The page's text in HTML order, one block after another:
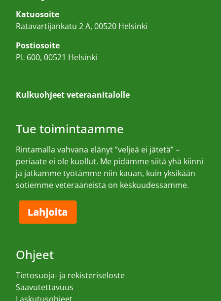
Katuosoite
Ratavartijankatu 2 A, 00520 Helsinki
Postiosoite
PL 600, 00521 Helsinki
Kulkuohjeet veteraanitalolle
Tue toimintaamme
Rintamalla vahvana elänyt ”veljeä ei jätetä” –
periaate ei ole kuollut. Me pidämme siitä yhä kiinni
ja jatkamme työtämme niin kauan, kuin yksikään
sotiemme veteraaneista on keskuudessamme.
Ohjeet
Tietosuoja- ja rekisteriseloste
Saavutettavuus